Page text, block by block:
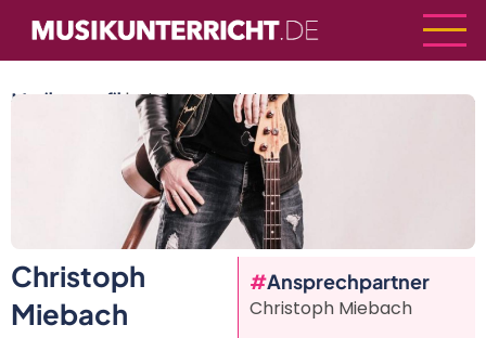
zum
Inhalt
Musikerprofil| Christoph Miebach
Vorherige
Weiter
Christoph
Miebach
Ansprechpartner
Christoph Miebach